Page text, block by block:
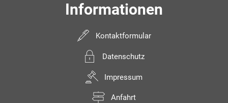
Informationen
Kontaktformular
Datenschutz
Impressum
Anfahrt